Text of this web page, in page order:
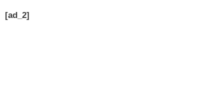
[ad_2]